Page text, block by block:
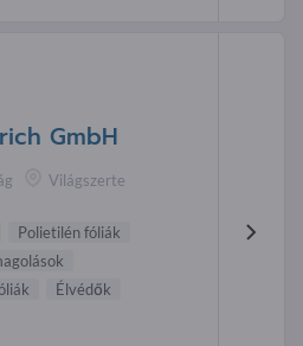
GmbH
Világszerte
Polietilén fóliák
Élvédők